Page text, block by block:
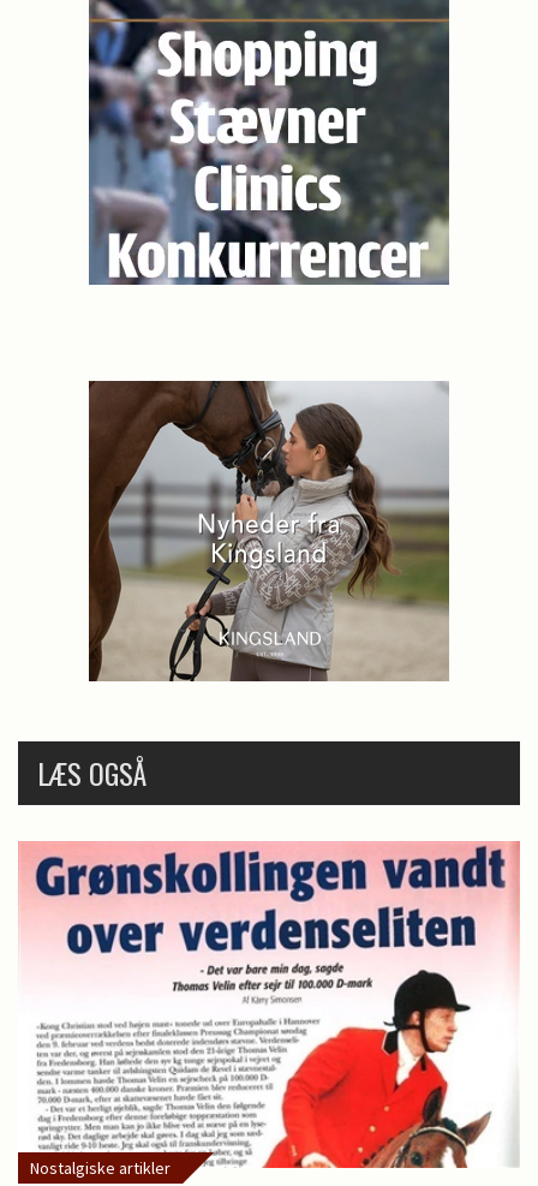
LÆS OGSÅ
Nostalgiske artikler